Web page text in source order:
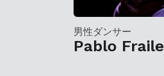
男性ダンサー
Pablo Fraile